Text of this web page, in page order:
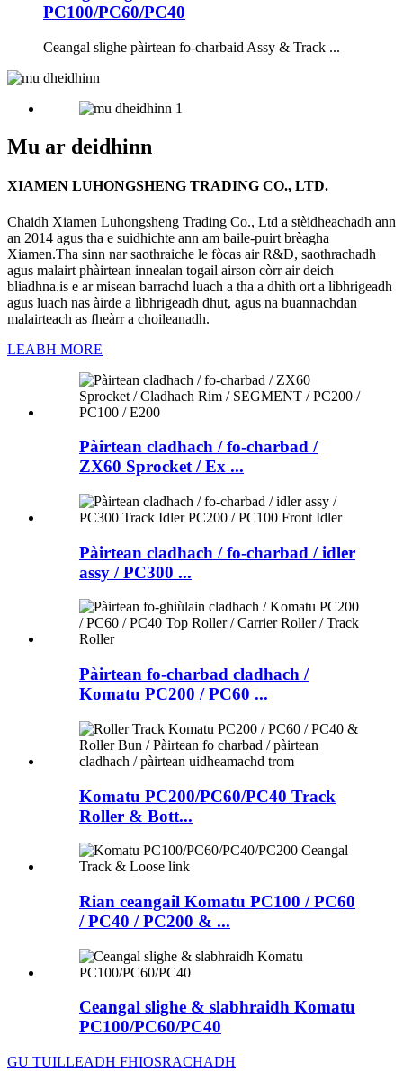
PC100/PC60/PC40
Ceangal slighe pàirtean fo-charbaid Assy & Track ...
Mu ar deidhinn
XIAMEN LUHONGSHENG TRADING CO., LTD.
Chaidh Xiamen Luhongsheng Trading Co., Ltd a stèidheachadh ann
an 2014 agus tha e suidhichte ann am baile-puirt brèagha
Xiamen.Tha sinn nar saothraiche le fòcas air R&D, saothrachadh
agus malairt phàirtean innealan togail airson còrr air deich
bliadhna.is e ar misean barrachd luach a tha a dhìth ort a lìbhrigeadh
agus luach nas àirde a lìbhrigeadh dhut, agus na buannachdan
malairteach as fheàrr a choileanadh.
LEABH MORE
Pàirtean cladhach / fo-charbad /
ZX60 Sprocket / Ex ...
Pàirtean cladhach / fo-charbad / idler
assy / PC300 ...
Pàirtean fo-charbad cladhach /
Komatu PC200 / PC60 ...
Komatu PC200/PC60/PC40 Track
Roller & Bott...
Rian ceangail Komatu PC100 / PC60
/ PC40 / PC200 & ...
Ceangal slighe & slabhraidh Komatu
PC100/PC60/PC40
GU TUILLEADH FHIOSRACHADH